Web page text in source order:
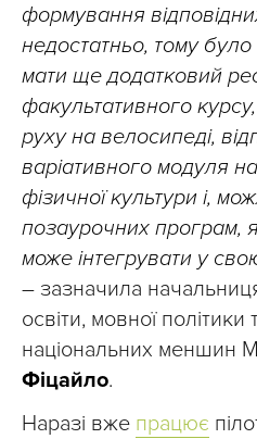
формування
недостатньо, тому
мати ще додатковий
факультативного
руху на велосипеді,
варіативного модуля
фізичної культури і,
позаурочних програм,
може інтегрувати у
– зазначила начальниця
освіти, мовної політики
національних меншин
Фіцайло.
Наразі вже працює